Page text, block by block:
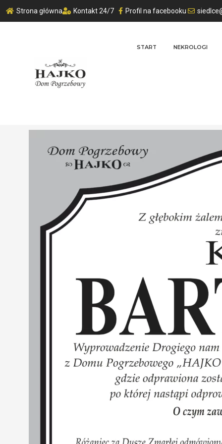
Strona główna Kontakt 24/7 Profil na facebooku
START NEKROLOGI